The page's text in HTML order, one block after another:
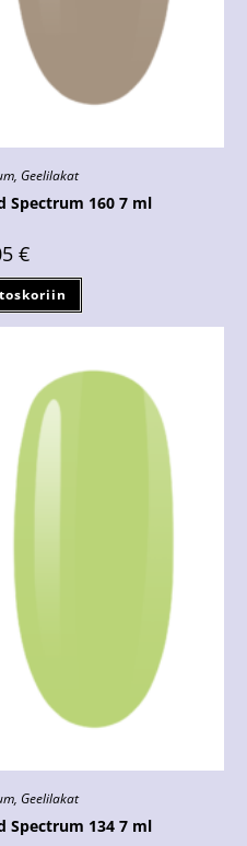
, Geelilakat
Spectrum 160 7 ml
€
, Geelilakat
Spectrum 134 7 ml